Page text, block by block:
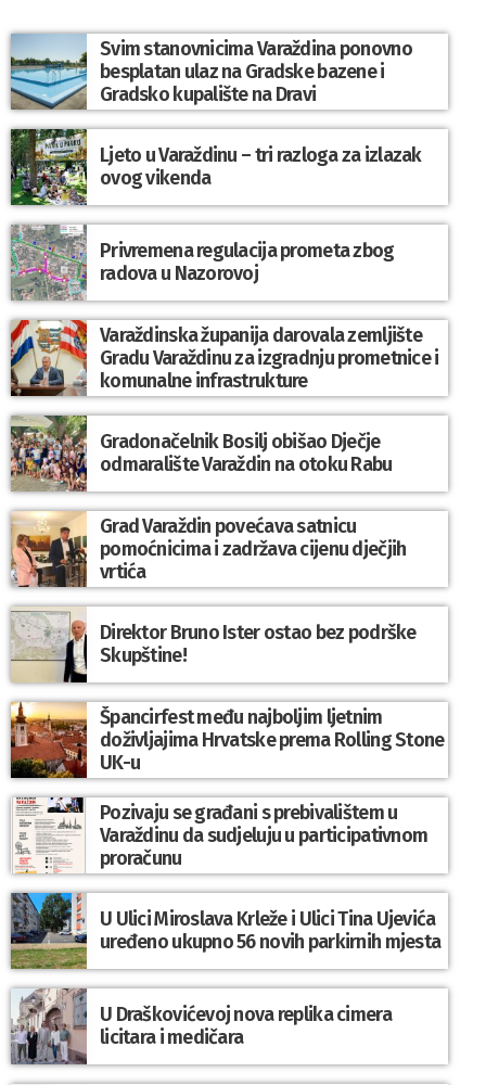
Svim stanovnicima Varaždina ponovno
besplatan ulaz na Gradske bazene i
Gradsko kupalište na Dravi
Ljeto u Varaždinu – tri razloga za izlazak
ovog vikenda
Privremena regulacija prometa zbog
radova u Nazorovoj
Varaždinska županija darovala zemljište
Gradu Varaždinu za izgradnju prometnice i
komunalne infrastrukture
Gradonačelnik Bosilj obišao Dječje
odmaralište Varaždin na otoku Rabu
Grad Varaždin povećava satnicu
pomoćnicima i zadržava cijenu dječjih
vrtića
Direktor Bruno Ister ostao bez podrške
Skupštine!
Špancirfest među najboljim ljetnim
doživljajima Hrvatske prema Rolling Stone
UK-u
Pozivaju se građani s prebivalištem u
Varaždinu da sudjeluju u participativnom
proračunu
U Ulici Miroslava Krleže i Ulici Tina Ujevića
uređeno ukupno 56 novih parkirnih mjesta
U Draškovićevoj nova replika cimera
licitara i medičara